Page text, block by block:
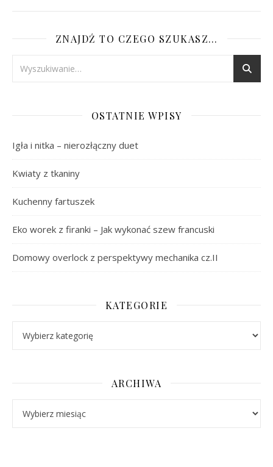
ZNAJDŹ TO CZEGO SZUKASZ…
OSTATNIE WPISY
Igła i nitka – nierozłączny duet
Kwiaty z tkaniny
Kuchenny fartuszek
Eko worek z firanki – Jak wykonać szew francuski
Domowy overlock z perspektywy mechanika cz.II
KATEGORIE
ARCHIWA